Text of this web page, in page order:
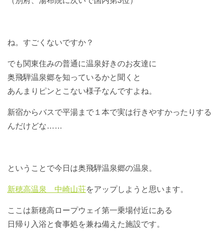
ね。すごくないですか？
でも関東住みの普通に温泉好きのお友達に
奥飛騨温泉郷を知っているかと聞くと
あんまりピンとこない様子なんですよね。
新宿からバスで平湯まで１本で実は行きやすかったりする
んだけどな……
ということで今日は奥飛騨温泉郷の温泉。
新穂高温泉 中崎山荘をアップしようと思います。
ここは新穂高ロープウェイ第一乗場付近にある
日帰り入浴と食事処を兼ね備えた施設です。